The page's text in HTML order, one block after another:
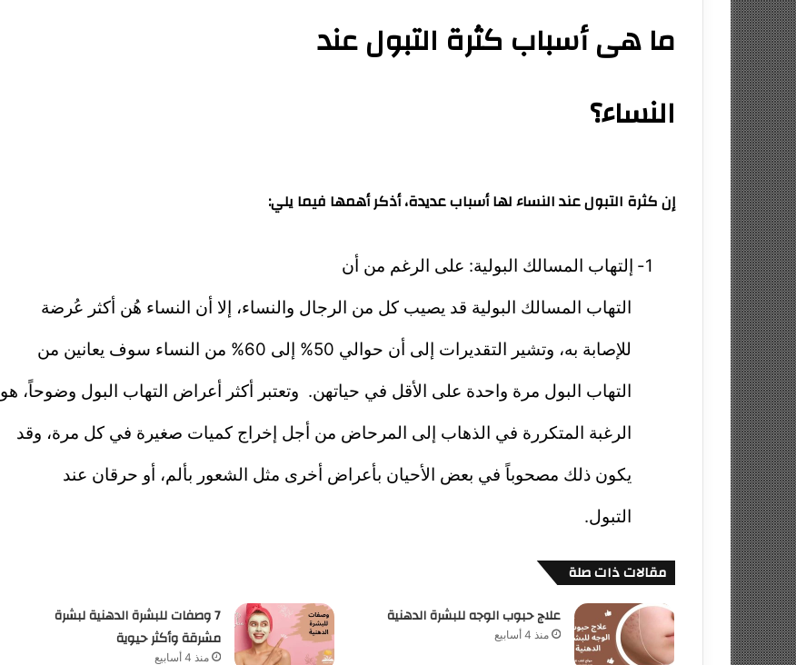
ما هى أسباب كثرة التبول عند
النساء؟
إن كثرة التبول عند النساء لها أسباب عديدة، أذكر أهمها فيما يلي:
1-
إلتهاب المسالك البولية: على الرغم من أن
التهاب المسالك البولية قد يصيب كل من الرجال والنساء، إلا أن النساء هُن أكثر عُرضة
للإصابة به، وتشير التقديرات إلى أن حوالي 50% إلى 60% من النساء سوف يعانين من
التهاب البول مرة واحدة على الأقل في حياتهن. وتعتبر أكثر أعراض التهاب البول وضوحاً، هو
الرغبة المتكررة في الذهاب إلى المرحاض من أجل إخراج كميات صغيرة في كل مرة، وقد
يكون ذلك مصحوباً في بعض الأحيان بأعراض أخرى مثل الشعور بألم، أو حرقان عند
التبول.
مقالات ذات صلة
علاج حبوب الوجه للبشرة الدهنية
منذ 4 أسابيع
7 وصفات للبشرة الدهنية لبشرة
مشرقة وأكثر حيوية
منذ 4 أسابيع